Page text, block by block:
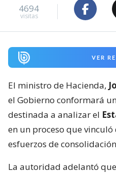
4694
visitas
VER
El ministro de Hacienda,
el Gobierno conformará
destinada a analizar el
en un proceso que
esfuerzos de
La autoridad adelantó